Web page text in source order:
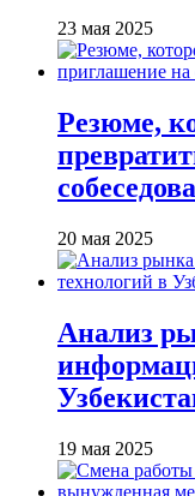
23 мая 2025
Резюме,
20 мая 2025
Анализ
19 мая 2025